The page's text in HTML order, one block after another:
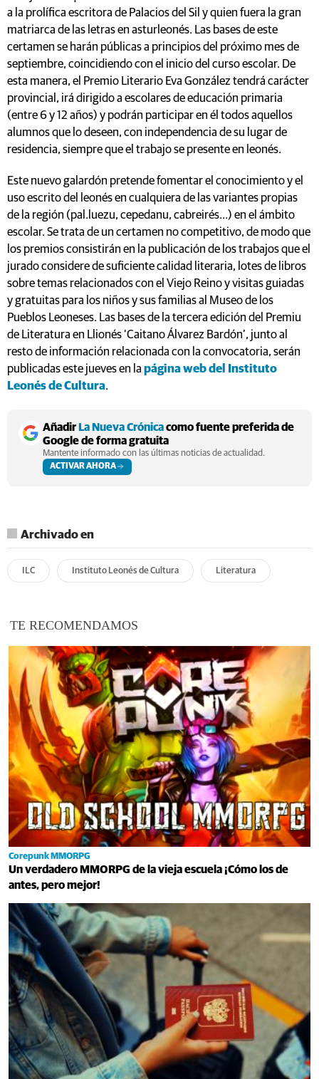
a la prolífica escritora de Palacios del Sil y quien fuera la gran
matriarca de las letras en asturleonés. Las bases de este
certamen se harán públicas a principios del próximo mes de
septiembre, coincidiendo con el inicio del curso escolar. De
esta manera, el Premio Literario Eva González tendrá carácter
provincial, irá dirigido a escolares de educación primaria
(entre 6 y 12 años) y podrán participar en él todos aquellos
alumnos que lo deseen, con independencia de su lugar de
residencia, siempre que el trabajo se presente en leonés.
Este nuevo galardón pretende fomentar el conocimiento y el
uso escrito del leonés en cualquiera de las variantes propias
de la región (pal.luezu, cepedanu, cabreirés…) en el ámbito
escolar. Se trata de un certamen no competitivo, de modo que
los premios consistirán en la publicación de los trabajos que el
jurado considere de suficiente calidad literaria, lotes de libros
sobre temas relacionados con el Viejo Reino y visitas guiadas
y gratuitas para los niños y sus familias al Museo de los
Pueblos Leoneses. Las bases de la tercera edición del Premiu
de Literatura en Llionés ‘Caitano Álvarez Bardón’, junto al
resto de información relacionada con la convocatoria, serán
publicadas este jueves en la página web del Instituto
Leonés de Cultura.
AñadirLa Nueva Crónicacomo fuente preferida de
Google de forma gratuita
Mantente informado con las últimas noticias de actualidad.
ACTIVAR AHORA
Archivado en
ILC Instituto Leonés de Cultura Literatura
TE RECOMENDAMOS
Corepunk MMORPG
Un verdadero MMORPG de la vieja escuela ¡Cómo los de
antes, pero mejor!